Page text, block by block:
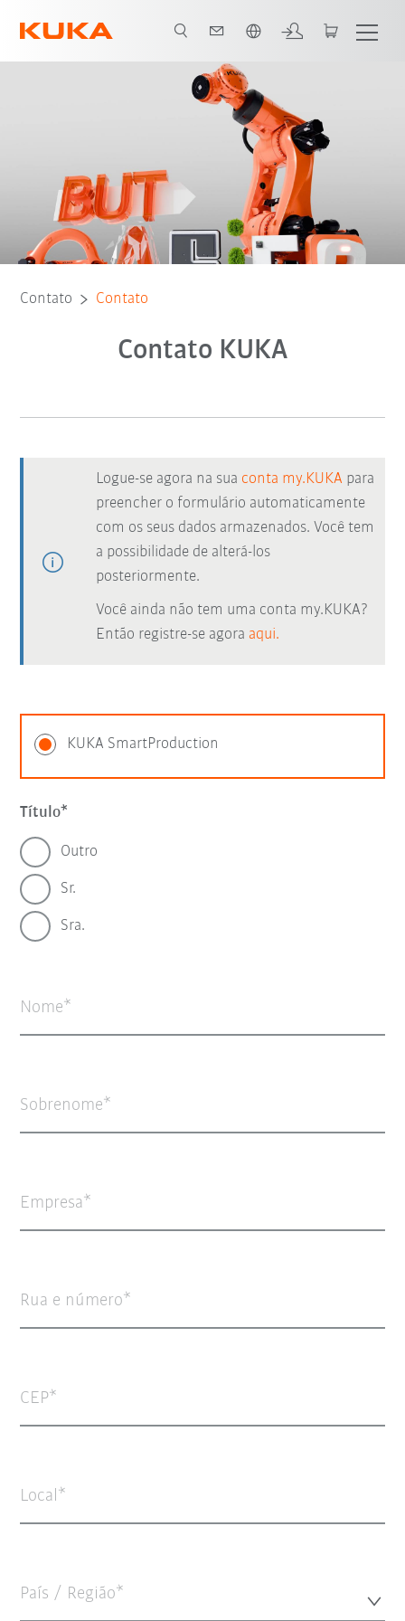
Contato Contato
Contato KUKA
Logue-se agora na sua conta my.KUKA para
preencher o formulário automaticamente
com os seus dados armazenados. Você tem
a possibilidade de alterá-los
posteriormente.
Você ainda não tem uma conta my.KUKA?
Então registre-se agora aqui.
KUKA SmartProduction
Título
Outro
Sr.
Sra.
Nome
Sobrenome
Empresa
Rua e número
CEP
Local
País / Região*